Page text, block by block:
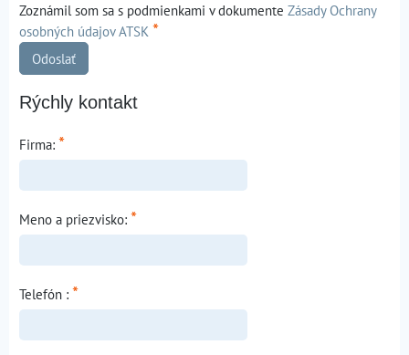
Zoznámil som sa s podmienkami v dokumente Zásady Ochrany
osobných údajov ATSK *
Odoslať
Rýchly kontakt
Firma: *
Meno a priezvisko: *
Telefón : *